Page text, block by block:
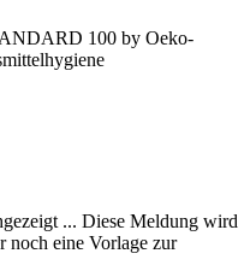
100 by Oeko-
... Diese Meldung wird
noch eine Vorlage zur